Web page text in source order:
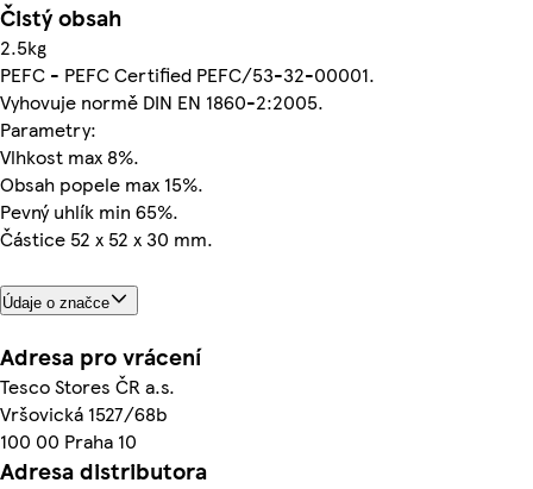
Čistý obsah
2.5kg
PEFC - PEFC Certified PEFC/53-32-00001.
Vyhovuje normě DIN EN 1860-2:2005.
Parametry:
Vlhkost max 8%.
Obsah popele max 15%.
Pevný uhlík min 65%.
Částice 52 x 52 x 30 mm.
Údaje o značce
Adresa pro vrácení
Tesco Stores ČR a.s.
Vršovická 1527/68b
100 00 Praha 10
Adresa distributora